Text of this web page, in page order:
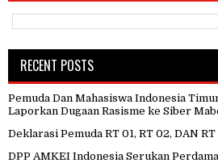
RECENT POSTS
Pemuda Dan Mahasiswa Indonesia
Laporkan Dugaan Rasisme ke Siber
Deklarasi Pemuda RT 01, RT 02, DAN
DPP AMKEI Indonesia Serukan